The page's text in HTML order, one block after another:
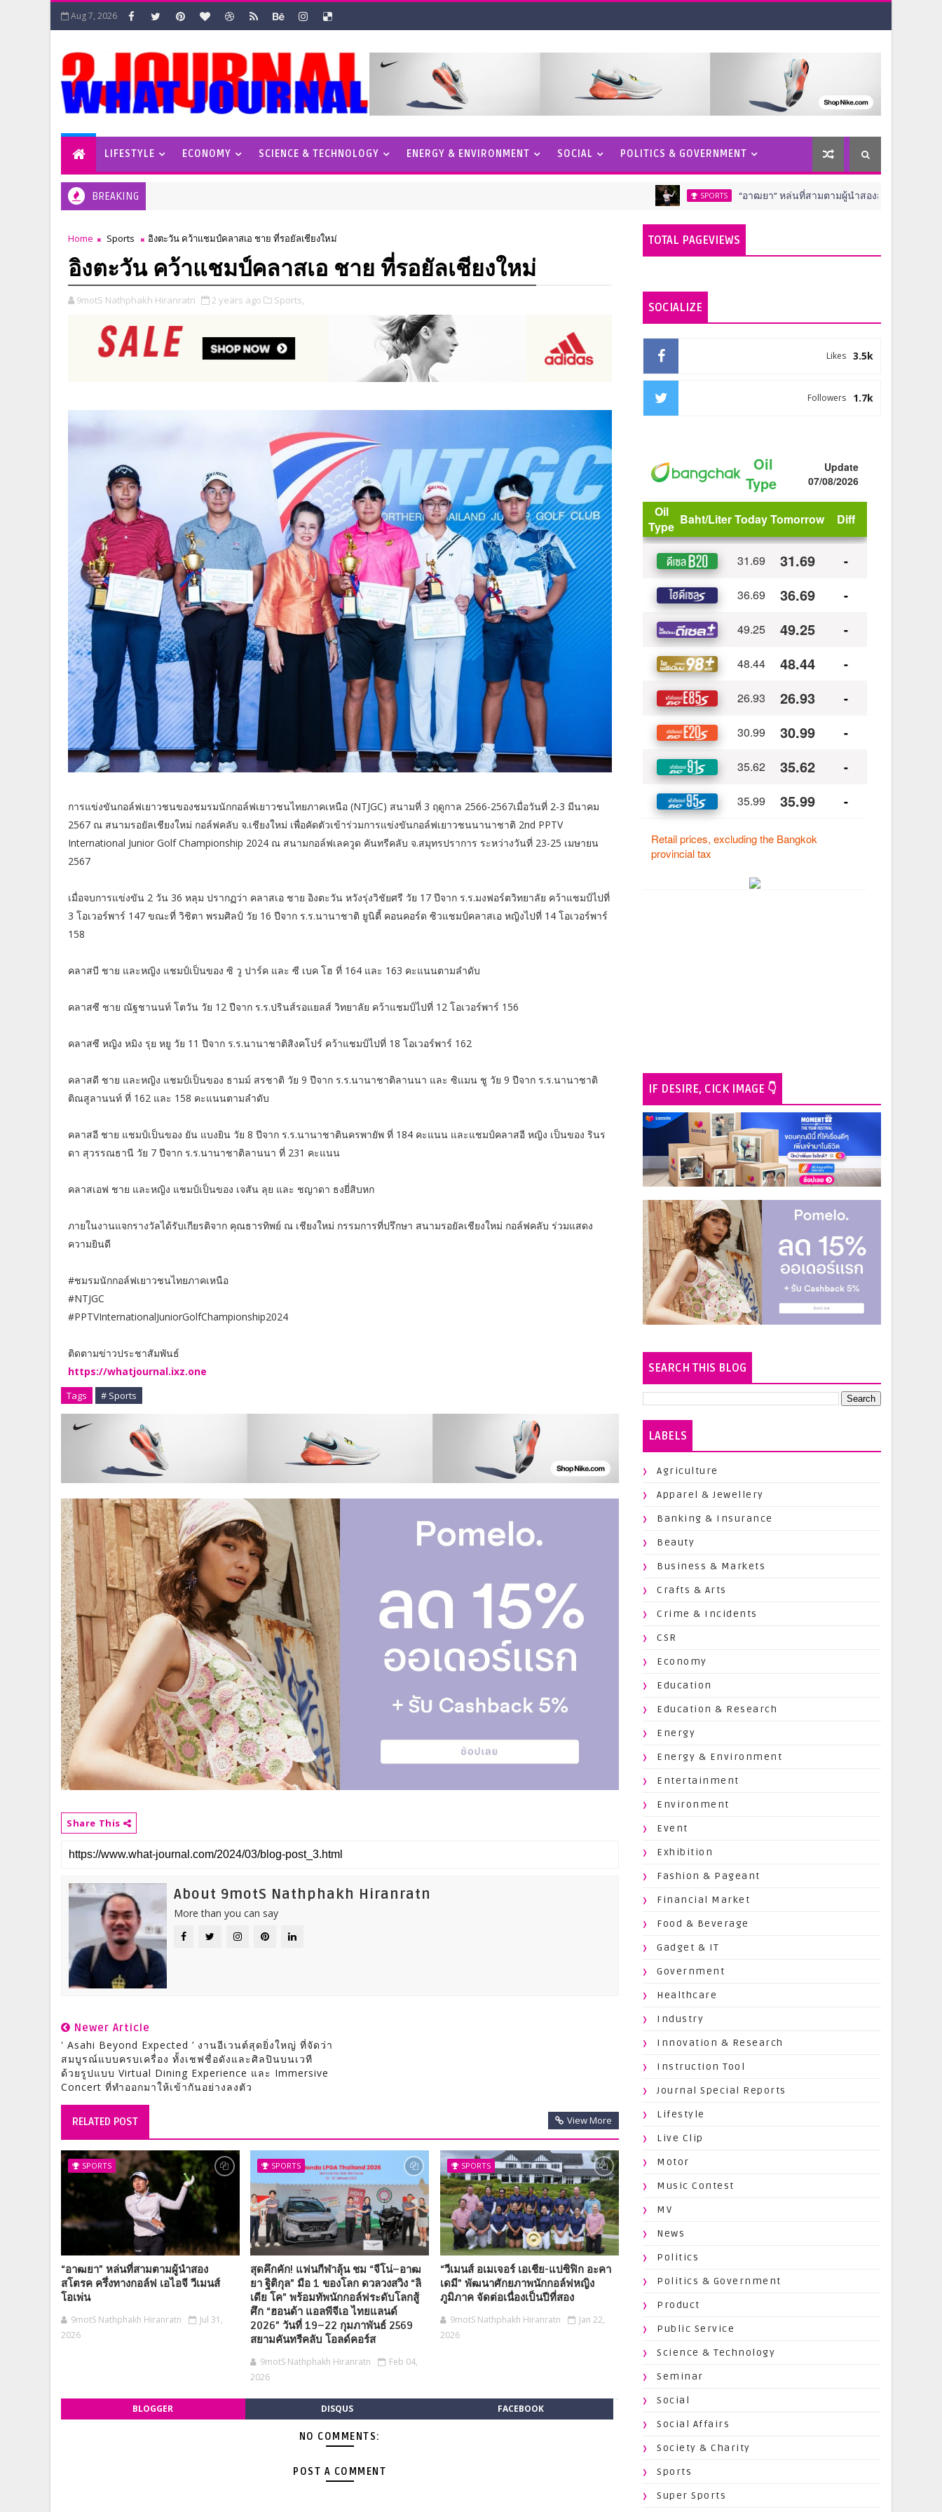
Aug 7, 2026
LIFESTYLE ECONOMY SCIENCE & TECHNOLOGY ENERGY & ENVIRONMENT SOCIAL POLITICS & GOVERNMENT
BREAKING SPORTS “อาฒยา” หล่นที่สามตามผู้นำสองสโตรค ครึ่งทางกอล์ฟ เอไ
Home Sports อิงตะวัน คว้าแชมป์คลาสเอ ชาย ที่รอยัลเชียงใหม่
อิงตะวัน คว้าแชมป์คลาสเอ ชาย ที่รอยัลเชียงใหม่
9motS Nathphakh Hiranratn 2 years ago Sports,
การแข่งขันกอล์ฟเยาวชนของชมรมนักกอล์ฟเยาวชนไทยภาคเหนือ (NTJGC) สนามที่ 3 ฤดูกาล 2566-2567เมื่อวันที่ 2-3 มีนาคม
2567 ณ สนามรอยัลเชียงใหม่ กอล์ฟคลับ จ.เชียงใหม่ เพื่อคัดตัวเข้าร่วมการแข่งขันกอล์ฟเยาวชนนานาชาติ 2nd PPTV
International Junior Golf Championship 2024 ณ สนามกอล์ฟเลควูด คันทรีคลับ จ.สมุทรปราการ ระหว่างวันที่ 23-25 เมษายน
2567
เมื่อจบการแข่งขัน 2 วัน 36 หลุม ปรากฏว่า คลาสเอ ชาย อิงตะวัน หวังรุ่งวิชัยศรี วัย 17 ปีจาก ร.ร.มงฟอร์ตวิทยาลัย คว้าแชมป์ไปที่
3 โอเวอร์พาร์ 147 ขณะที่ วิชิตา พรมศิลป์ วัย 16 ปีจาก ร.ร.นานาชาติ ยูนิตี้ คอนคอร์ด ซิวแชมป์คลาสเอ หญิงไปที่ 14 โอเวอร์พาร์
158
คลาสบี ชาย และหญิง แชมป์เป็นของ ซิ วู ปาร์ค และ ซี เบค โฮ ที่ 164 และ 163 คะแนนตามลำดับ
คลาสซี ชาย ณัฐชานนท์ โตวัน วัย 12 ปีจาก ร.ร.ปรินส์รอแยลส์ วิทยาลัย คว้าแชมป์ไปที่ 12 โอเวอร์พาร์ 156
คลาสซี หญิง หมิง รุย หยู วัย 11 ปีจาก ร.ร.นานาชาติสิงคโปร์ คว้าแชมป์ไปที่ 18 โอเวอร์พาร์ 162
คลาสดี ชาย และหญิง แชมป์เป็นของ ธามม์ สรชาติ วัย 9 ปีจาก ร.ร.นานาชาติลานนา และ ซิแมน ชู วัย 9 ปีจาก ร.ร.นานาชาติ
ติณสูลานนท์ ที่ 162 และ 158 คะแนนตามลำดับ
คลาสอี ชาย แชมป์เป็นของ ยัน แบงยิน วัย 8 ปีจาก ร.ร.นานาชาตินครพายัพ ที่ 184 คะแนน และแชมป์คลาสอี หญิง เป็นของ รินร
ดา สุวรรณธานี วัย 7 ปีจาก ร.ร.นานาชาติลานนา ที่ 231 คะแนน
คลาสเอฟ ชาย และหญิง แชมป์เป็นของ เจสัน ลุย และ ชญาดา ธงยี่สิบหก
ภายในงานแจกรางวัลได้รับเกียรติจาก คุณธารทิพย์ ณ เชียงใหม่ กรรมการที่ปรึกษา สนามรอยัลเชียงใหม่ กอล์ฟคลับ ร่วมแสดง
ความยินดี
#ชมรมนักกอล์ฟเยาวชนไทยภาคเหนือ
#NTJGC
#PPTVInternationalJuniorGolfChampionship2024
ติดตามข่าวประชาสัมพันธ์
https://whatjournal.ixz.one
Tags # Sports
Share This
About 9motS Nathphakh Hiranratn
More than you can say
Newer Article
' Asahi Beyond Expected ’ งานอีเวนต์สุดยิ่งใหญ่ ที่จัดว่า
สมบูรณ์แบบครบเครื่อง ทั้งเชฟชื่อดังและศิลปินบนเวที
ด้วยรูปแบบ Virtual Dining Experience และ Immersive
Concert ที่ทำออกมาให้เข้ากันอย่างลงตัว
RELATED POST View More
SPORTS
“อาฒยา” หล่นที่สามตามผู้นำสอง
สโตรค ครึ่งทางกอล์ฟ เอไอจี วีเมนส์
โอเพ่น
9motS Nathphakh Hiranratn
Jul 31,
2026
SPORTS
สุดคึกคัก! แฟนกีฬาลุ้น ชม “จีโน่–อาฒ
ยา ฐิติกุล” มือ 1 ของโลก ดวลวงสวิง “ลิ
เดีย โค” พร้อมทัพนักกอล์ฟระดับโลกสู้
ศึก “ฮอนด้า แอลพีจีเอ ไทยแลนด์
2026” วันที่ 19–22 กุมภาพันธ์ 2569
สยามคันทรีคลับ โอลด์คอร์ส
9motS Nathphakh Hiranratn
Feb 04,
2026
SPORTS
“วีเมนส์ อเมเจอร์ เอเชีย-แปซิฟิก อะคา
เดมี” พัฒนาศักยภาพนักกอล์ฟหญิง
ภูมิภาค จัดต่อเนื่องเป็นปีที่สอง
9motS Nathphakh Hiranratn
Jan 22,
2026
BLOGGER DISQUS FACEBOOK
NO COMMENTS:
POST A COMMENT
TOTAL PAGEVIEWS
SOCIALIZE
3.5k
Likes
1.7k
Followers
IF DESIRE, CICK IMAGE 👇
SEARCH THIS BLOG
LABELS
Agriculture
Apparel & Jewellery
Banking & Insurance
Beauty
Business & Markets
Crafts & Arts
Crime & Incidents
CSR
Economy
Education
Education & Research
Energy
Energy & Environment
Entertainment
Environment
Event
Exhibition
Fashion & Pageant
Financial Market
Food & Beverage
Gadget & IT
Government
Healthcare
Industry
Innovation & Research
Instruction Tool
Journal Special Reports
Lifestyle
Live Clip
Motor
Music Contest
MV
News
Politics
Politics & Government
Product
Public Service
Science & Technology
Seminar
Social
Social Affairs
Society & Charity
Sports
Super Sports